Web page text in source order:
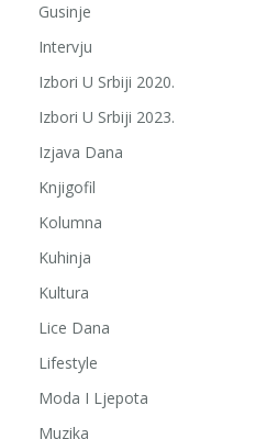
Gusinje
Intervju
Izbori U Srbiji 2020.
Izbori U Srbiji 2023.
Izjava Dana
Knjigofil
Kolumna
Kuhinja
Kultura
Lice Dana
Lifestyle
Moda I Ljepota
Muzika